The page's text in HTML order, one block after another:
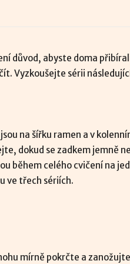
důvod, abyste doma
Vyzkoušejte sérii
na šířku ramen a v
dokud se zadkem jemně
během celého cvičení na
ve třech sériích.
mírně pokrčte a